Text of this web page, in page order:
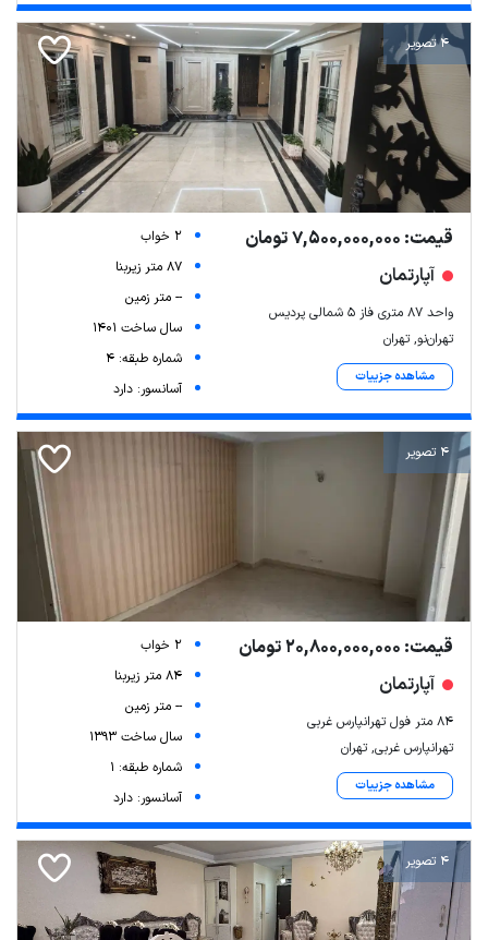
4 تصویر
قیمت: 7,500,000,000 تومان
آپارتمان
واحد ۸۷ متری فاز ۵ شمالی پردیس
تهران‌نو, تهران
مشاهده جزییات
2 خواب
87 متر زیربنا
-- متر زمین
سال ساخت 1401
شماره طبقه: 4
آسانسور: دارد
4 تصویر
قیمت: 20,800,000,000 تومان
آپارتمان
۸۴ متر فول تهرانپارس غربی
تهرانپارس غربی, تهران
مشاهده جزییات
2 خواب
84 متر زیربنا
-- متر زمین
سال ساخت 1393
شماره طبقه: 1
آسانسور: دارد
4 تصویر